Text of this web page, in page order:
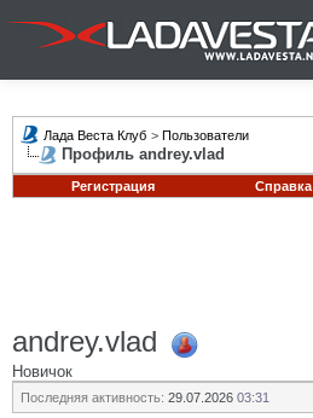
Лада Веста Клуб > Пользователи
Профиль andrey.vlad
Регистрация Справка
andrey.vlad
Новичок
Последняя активность: 29.07.2026 03:31